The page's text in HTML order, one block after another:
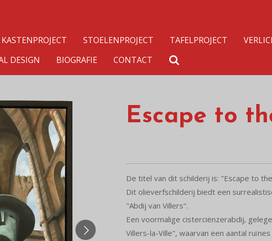
KASTENPROJECT STOELENPROJECT TAFELPROJECT
DESIGN BIOGRAFIE CONTACT
Escape to
De titel van dit schilderij is: "Escape to
Dit olieverfschilderij biedt een
"Abdij van Villers".
Een voormalige cisterciënzerabdij,
Villers-la-Ville", waarvan een aantal